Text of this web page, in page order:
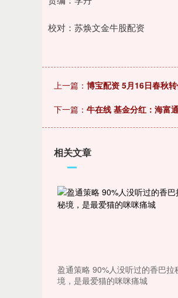
校对：苏焕文金牛股配资
上一篇： 博宝配资 5月16日春秋
下一篇： 牛在线 基金分红：海富
相关文章
盈通策略 90%人没听过的香巴拉
境，是最爱猫的咪咪痛城